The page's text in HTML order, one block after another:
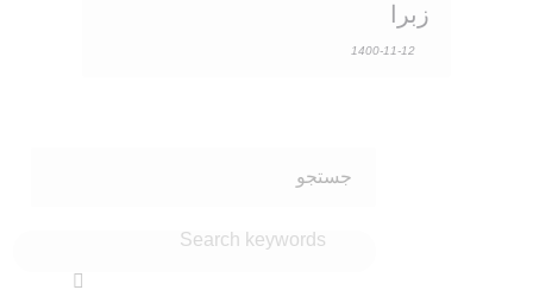
زبرا
1400-11-12
جستجو